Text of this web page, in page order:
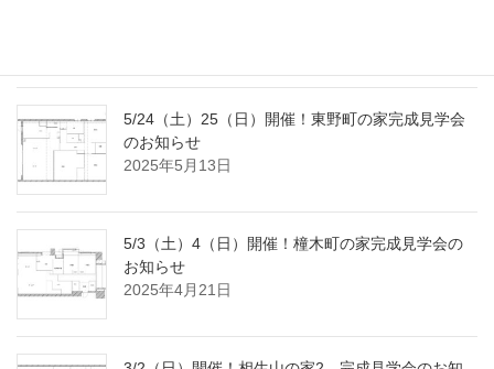
5/24（土）25（日）開催！東野町の家完成見学会
のお知らせ
2025年5月13日
5/3（土）4（日）開催！橦木町の家完成見学会の
お知らせ
2025年4月21日